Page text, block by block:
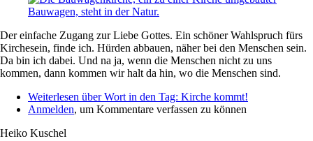
Der einfache Zugang zur Liebe Gottes. Ein schöner Wahlspruch fürs
Kirchesein, finde ich. Hürden abbauen, näher bei den Menschen sein.
Da bin ich dabei. Und na ja, wenn die Menschen nicht zu uns
kommen, dann kommen wir halt da hin, wo die Menschen sind.
Weiterlesen über Wort in den Tag: Kirche kommt!
Anmelden, um Kommentare verfassen zu können
Heiko Kuschel